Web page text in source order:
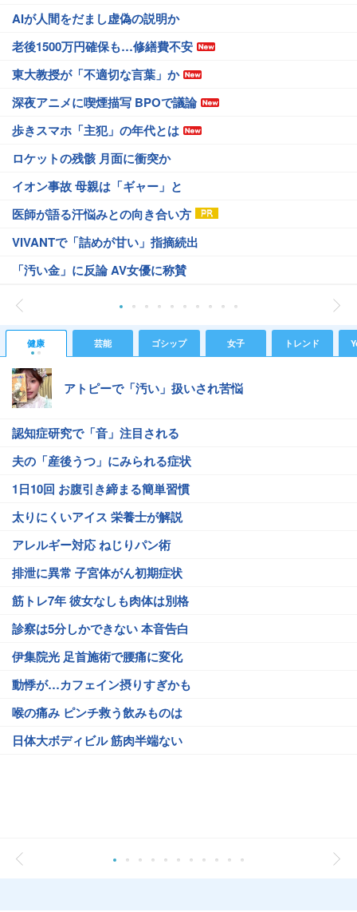
AIが人間をだまし虚偽の説明か
老後1500万円確保も…修繕費不安
東大教授が「不適切な言葉」か
深夜アニメに喫煙描写 BPOで議論
歩きスマホ「主犯」の年代とは
ロケットの残骸 月面に衝突か
イオン事故 母親は「ギャー」と
医師が語る汗悩みとの向き合い方
VIVANTで「詰めが甘い」指摘続出
「汚い金」に反論 AV女優に称賛
健康 芸能 ゴシップ 女子 トレンド
アトピーで「汚い」扱いされ苦悩
認知症研究で「音」注目される
夫の「産後うつ」にみられる症状
1日10回 お腹引き締まる簡単習慣
太りにくいアイス 栄養士が解説
アレルギー対応 ねじりパン術
排泄に異常 子宮体がん初期症状
筋トレ7年 彼女なしも肉体は別格
診察は5分しかできない 本音告白
伊集院光 足首施術で腰痛に変化
動悸が…カフェイン摂りすぎかも
喉の痛み ピンチ救う飲みものは
日体大ボディビル 筋肉半端ない